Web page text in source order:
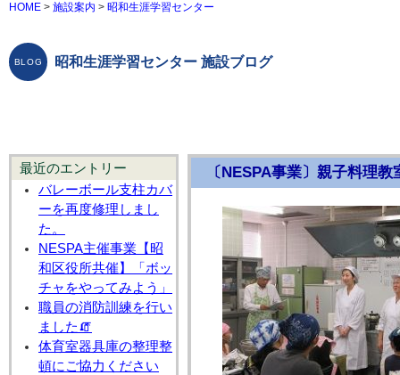
HOME > 施設案内 > 昭和生涯学習センター
昭和生涯学習センター 施設ブログ
最近のエントリー
バレーボール支柱カバ
ーを再度修理しまし
た。
NESPA主催事業【昭
和区役所共催】「ボッ
チャをやってみよう」
職員の消防訓練を行い
ました🧯
体育室器具庫の整理整
頓にご協力ください
〔NESPA事業〕親子料理